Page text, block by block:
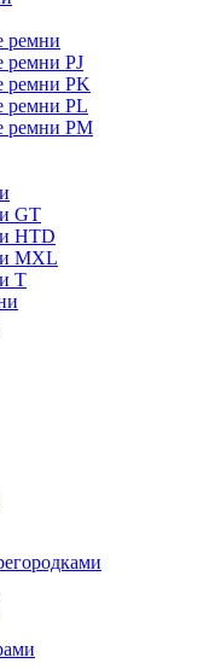
ремни
ремни PJ
ремни PK
ремни PL
ремни PM
GT
HTD
MXL
Т